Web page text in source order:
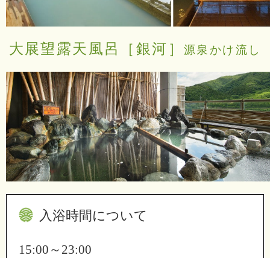
大展望露天風呂［銀河］ 源泉かけ流し
入浴時間について
15:00～23:00